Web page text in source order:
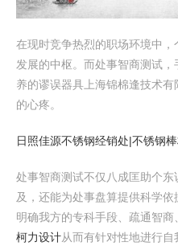
在现时竞争热烈的职场环境中
发展的中枢。而处事智商测试
养的谬误器具上海锦棉逢技术
的心疼。
日照佳源不锈钢经销处|不锈钢
处事智商测试不仅八成匡助个
及，还能为处事盘算提供科学
明确我方的专科手段、疏通智商
柯力设计从而有针对性地进行自